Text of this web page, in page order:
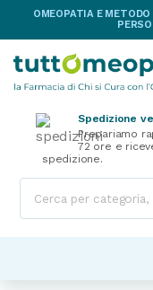
OMEOPATIA E
Spedizione
Prepariamo
72 ore e
spedizione.